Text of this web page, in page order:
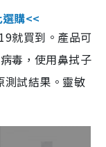
購<<
就買到。產品可
毒，使用鼻拭子
測試結果。靈敏